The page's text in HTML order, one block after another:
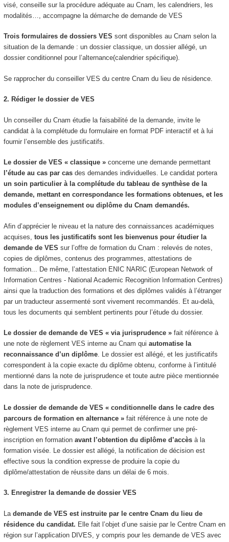
visé, conseille sur la procédure adéquate au Cnam, les calendriers, les
modalités…, accompagne la démarche de demande de VES
Trois formulaires de dossiers VES sont disponibles au Cnam selon la
situation de la demande : un dossier classique, un dossier allégé, un
dossier conditionnel pour l’alternance(calendrier spécifique).
Se rapprocher du conseiller VES du centre Cnam du lieu de résidence.
2. Rédiger le dossier de VES
Un conseiller du Cnam étudie la faisabilité de la demande, invite le
candidat à la complétude du formulaire en format PDF interactif et à lui
fournir l’ensemble des justificatifs.
Le dossier de VES « classique »concerne une demande permettant
l’étude au cas par casdes demandes individuelles. Le candidat portera
un soin particulier à la complétude du tableau de synthèse de la
demande, mettant en correspondance les formations obtenues, et les
modules d’enseignement ou diplôme du Cnam demandés.
Afin d’apprécier le niveau et la nature des connaissances académiques
acquises, tous les justificatifs sont les bienvenus pour étudier la
demande de VES sur l’offre de formation du Cnam : relevés de notes,
copies de diplômes, contenus des programmes, attestations de
formation... De même, l’attestation ENIC NARIC (European Network of
Information Centres - National Academic Recognition Information Centres)
ainsi que la traduction des formations et des diplômes validés à l’étranger
par un traducteur assermenté sont vivement recommandés. Et au-delà,
tous les documents qui semblent pertinents pour l’étude du dossier.
Le dossier de demande de VES « via jurisprudence »fait référence à
une note de règlement VES interne au Cnam qui automatise la
reconnaissance d’un diplôme. Le dossier est allégé, et les justificatifs
correspondent à la copie exacte du diplôme obtenu, conforme à l’intitulé
mentionné dans la note de jurisprudence et toute autre pièce mentionnée
dans la note de jurisprudence.
Le dossier de demande de VES « conditionnelle dans le cadre des
parcours de formation en alternance» fait référence à une note de
règlement VES interne au Cnam qui permet de confirmer une pré-
inscription en formation avant l’obtention du diplôme d’accèsà la
formation visée. Le dossier est allégé, la notification de décision est
effective sous la condition expresse de produire la copie du
diplôme/attestation de réussite dans un délai de 6 mois.
3. Enregistrer la demande de dossier VES
La demande de VES est instruite par le centre Cnam du lieu de
résidence du candidat. Elle fait l’objet d’une saisie par le Centre Cnam en
région sur l’application DIVES, y compris pour les demande de VES avec